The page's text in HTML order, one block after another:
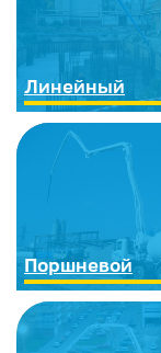
Линейный
Поршневой